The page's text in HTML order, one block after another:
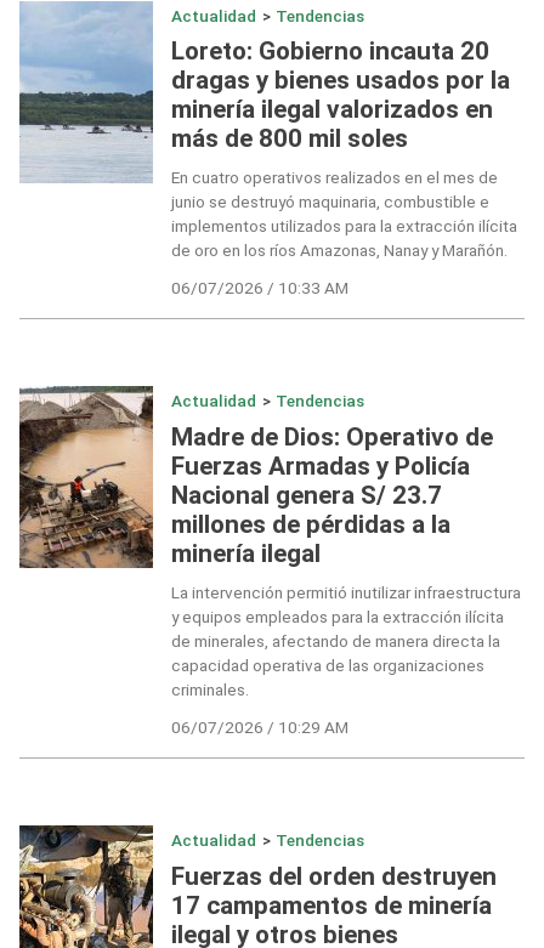
Actualidad > Tendencias
Loreto: Gobierno incauta 20
dragas y bienes usados por la
minería ilegal valorizados en
más de 800 mil soles
En cuatro operativos realizados en el mes de
junio se destruyó maquinaria, combustible e
implementos utilizados para la extracción ilícita
de oro en los ríos Amazonas, Nanay y Marañón.
06/07/2026 / 10:33 AM
Actualidad > Tendencias
Madre de Dios: Operativo de
Fuerzas Armadas y Policía
Nacional genera S/ 23.7
millones de pérdidas a la
minería ilegal
La intervención permitió inutilizar infraestructura
y equipos empleados para la extracción ilícita
de minerales, afectando de manera directa la
capacidad operativa de las organizaciones
criminales.
06/07/2026 / 10:29 AM
Actualidad > Tendencias
Fuerzas del orden destruyen
17 campamentos de minería
ilegal y otros bienes